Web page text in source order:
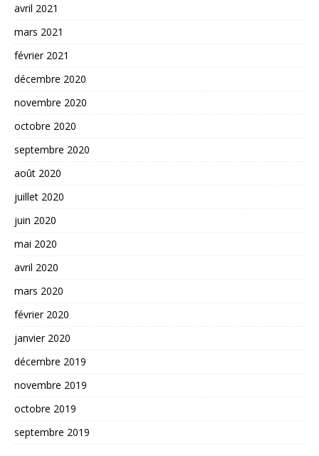
avril 2021
mars 2021
février 2021
décembre 2020
novembre 2020
octobre 2020
septembre 2020
août 2020
juillet 2020
juin 2020
mai 2020
avril 2020
mars 2020
février 2020
janvier 2020
décembre 2019
novembre 2019
octobre 2019
septembre 2019